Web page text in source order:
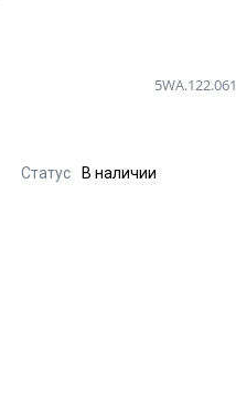
5WA.122.061
Статус В наличии